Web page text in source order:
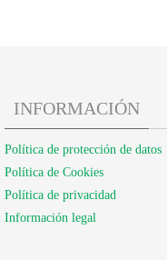
INFORMACIÓN
Política de protección de datos
Política de Cookies
Política de privacidad
Información legal